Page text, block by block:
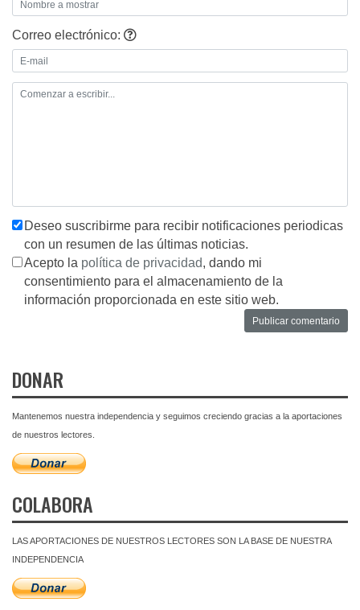
Correo electrónico:
Deseo suscribirme para recibir notificaciones periodicas
con un resumen de las últimas noticias.
Acepto la política de privacidad, dando mi
consentimiento para el almacenamiento de la
información proporcionada en este sitio web.
DONAR
Mantenemos nuestra independencia y seguimos creciendo gracias a la aportaciones
de nuestros lectores.
COLABORA
LAS APORTACIONES DE NUESTROS LECTORES SON LA BASE DE NUESTRA
INDEPENDENCIA